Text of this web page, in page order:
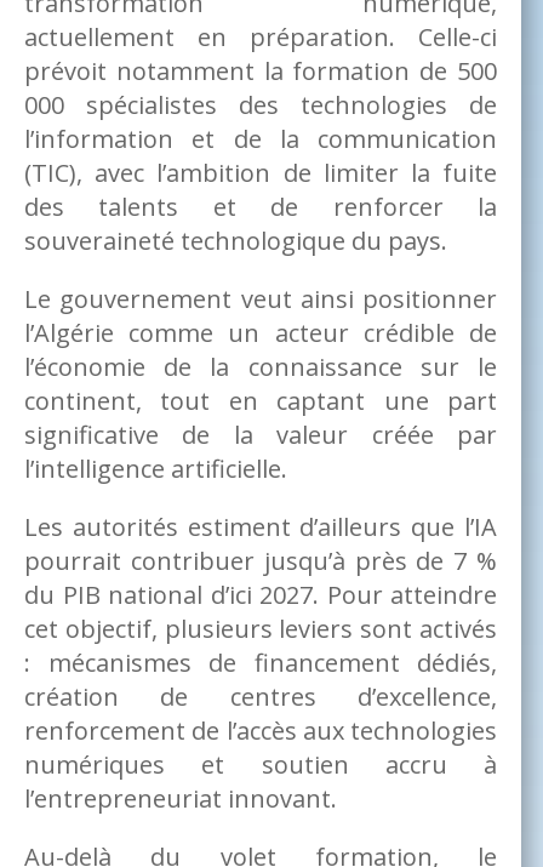
actuellement en préparation. Celle-ci
prévoit notamment la formation de 500
000 spécialistes des technologies de
l’information et de la communication
(TIC), avec l’ambition de limiter la fuite
des talents et de renforcer la
souveraineté technologique du pays.
Le gouvernement veut ainsi positionner
l’Algérie comme un acteur crédible de
l’économie de la connaissance sur le
continent, tout en captant une part
significative de la valeur créée par
l’intelligence artificielle.
Les autorités estiment d’ailleurs que l’IA
pourrait contribuer jusqu’à près de 7 %
du PIB national d’ici 2027. Pour atteindre
cet objectif, plusieurs leviers sont activés
: mécanismes de financement dédiés,
création de centres d’excellence,
renforcement de l’accès aux technologies
numériques et soutien accru à
l’entrepreneuriat innovant.
Au-delà du volet formation, le